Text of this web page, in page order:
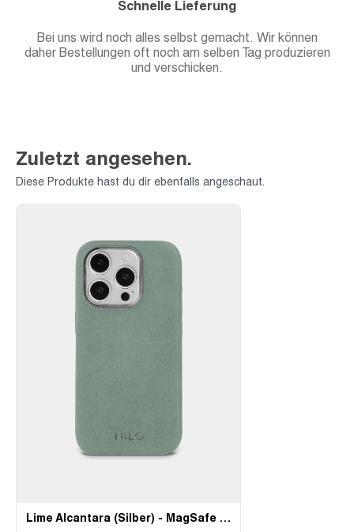
Schnelle Lieferung
Bei uns wird noch alles selbst gemacht. Wir können
daher Bestellungen oft noch am selben Tag produzieren
und verschicken.
Zuletzt angesehen.
Diese Produkte hast du dir ebenfalls angeschaut.
Lime Alcantara (Silber) - MagSafe Handyhülle